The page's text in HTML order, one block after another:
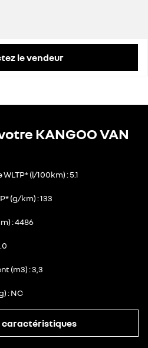
le vendeur
KANGOO VAN
(l/100km) 5.1
(g/km) 133
4486
(m3) 3,3
NC
caractéristiques